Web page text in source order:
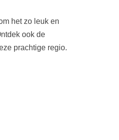
het zo leuk en
ook de
prachtige regio.